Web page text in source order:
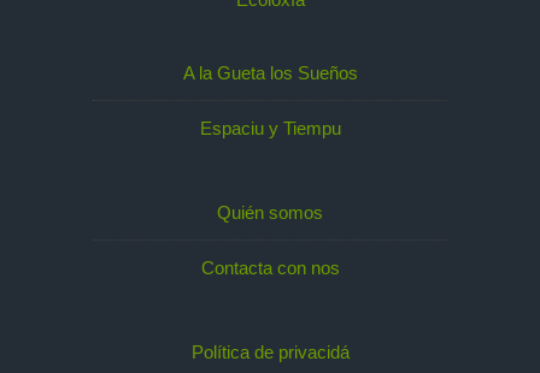
A la Gueta los Sueños
Espaciu y Tiempu
Quién somos
Contacta con nos
Política de privacidá